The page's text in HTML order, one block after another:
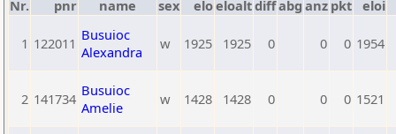
Nr. pnr name sex eloeloaltdiffabg anz pkt eloi
1 122011 Busuioc
Alexandra
w 1925 1925 0 0 0 1954
2 141734 Busuioc
Amelie
w 1428 1428 0 0 0 1521